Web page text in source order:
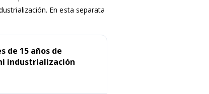
En esta separata
de 15 años de
industrialización